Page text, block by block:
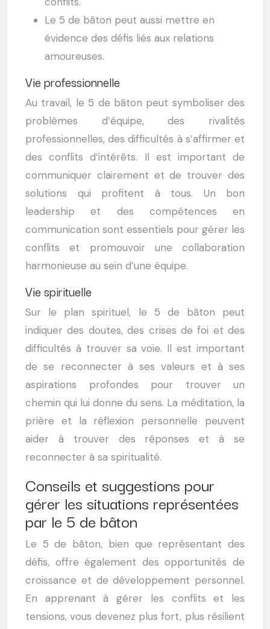
Le 5 de bâton peut aussi mettre en
évidence des défis liés aux relations
amoureuses.
Vie professionnelle
Au travail, le 5 de bâton peut symboliser des
problèmes d’équipe, des rivalités
professionnelles, des difficultés à s’affirmer et
des conflits d’intérêts. Il est important de
communiquer clairement et de trouver des
solutions qui profitent à tous. Un bon
leadership et des compétences en
communication sont essentiels pour gérer les
conflits et promouvoir une collaboration
harmonieuse au sein d’une équipe.
Vie spirituelle
Sur le plan spirituel, le 5 de bâton peut
indiquer des doutes, des crises de foi et des
difficultés à trouver sa voie. Il est important
de se reconnecter à ses valeurs et à ses
aspirations profondes pour trouver un
chemin qui lui donne du sens. La méditation, la
prière et la réflexion personnelle peuvent
aider à trouver des réponses et à se
reconnecter à sa spiritualité.
Conseils et suggestions pour
gérer les situations représentées
par le 5 de bâton
Le 5 de bâton, bien que représentant des
défis, offre également des opportunités de
croissance et de développement personnel.
En apprenant à gérer les conflits et les
tensions, vous devenez plus fort, plus résilient